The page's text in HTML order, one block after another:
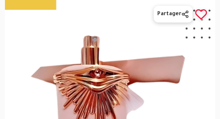
Partager